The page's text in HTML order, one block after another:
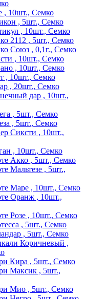
, 10шт., Семко
, 5шт., Семко
, 10шт., Семко
2112 , 5шт., Семко
Союз , 0,1г., Семко
, 10шт., Семко
, 10шт., Семко
, 10шт., Семко
, 20шт., Семко
дар , 10шт.,
, 5шт., Семко
, 5шт., Семко
Сиксти , 10шт.,
, 10шт., Семко
Акко , 5шт., Семко
Мальтезе , 5шт.,
Маре , 10шт., Семко
Оранж , 10шт.,
Розе , 10шт., Семко
, 5шт., Семко
, 5шт., Семко
Коричневый ,
Кира , 5шт., Семко
Максик , 5шт.,
Мио , 5шт., Семко